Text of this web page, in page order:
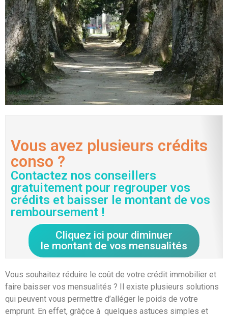
Vous avez plusieurs crédits
conso ?
Contactez nos conseillers
gratuitement pour regrouper vos
crédits et baisser le montant de vos
remboursement !
Cliquez ici pour diminuer
le montant de vos mensualités
Vous souhaitez réduire le coût de votre crédit immobilier et
faire baisser vos mensualités ? Il existe plusieurs solutions
qui peuvent vous permettre d’alléger le poids de votre
emprunt. En effet, grà¢ce à quelques astuces simples et